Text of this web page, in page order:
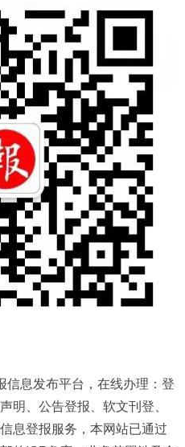
信息发布平台，在线办理：登
明、公告登报、软文刊登、
息登报服务，本网站已通过